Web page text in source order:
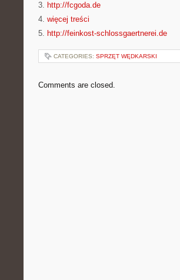
3. http://fcgoda.de
4. więcej treści
5. http://feinkost-schlossgaertnerei.de
CATEGORIES: SPRZĘT WĘDKARSKI
Comments are closed.